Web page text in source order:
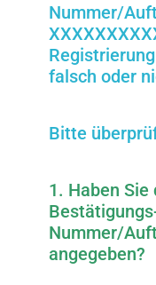
Nummer/
falsch oder
Bitte
1. Haben
Nummer/
angegeben?